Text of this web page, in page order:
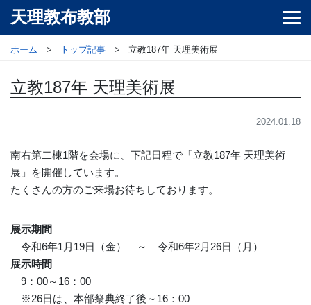
天理教布教部
ホーム トップ記事 立教187年 天理美術展
立教187年 天理美術展
2024.01.18
南右第二棟1階を会場に、下記日程で「立教187年 天理美術
展」を開催しています。
たくさんの方のご来場お待ちしております。
展示期間
令和6年1月19日（金） ～ 令和6年2月26日（月）
展示時間
9：00～16：00
※26日は、本部祭典終了後～16：00